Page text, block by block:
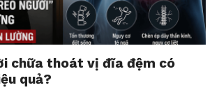
quan sát, sáng tạo và phát triển tư
điều mà không một thiết bị công
thay thế.
cả, những giây phút cha mẹ dành
chữa thoát vị đĩa đệm có
quả?